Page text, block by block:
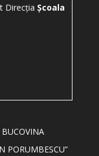
Direcția Școala
PORUMBESCU”